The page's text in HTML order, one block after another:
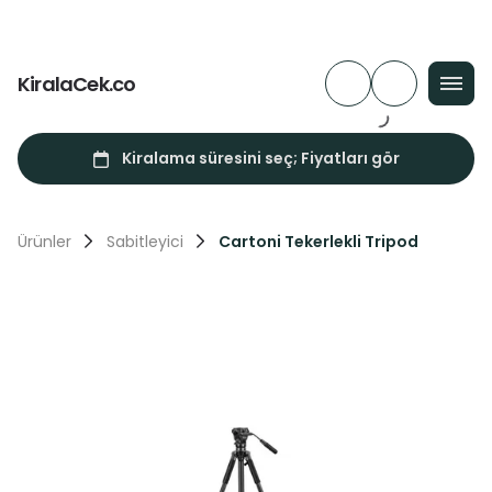
KiralaCek.co
Ürünler Sabitleyici Cartoni Tekerlekli Tripod